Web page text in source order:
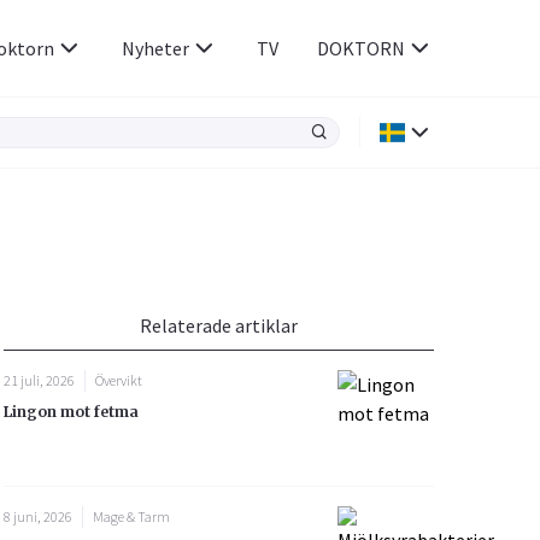
Rökavvänjning
Rörelseapparaten
Sex & Samliv
Sömn & Stress
Nyheter TV DOKTORN
Relaterade artiklar
21 juli, 2026
Övervikt
Lingon mot fetma
8 juni, 2026
Mage & Tarm